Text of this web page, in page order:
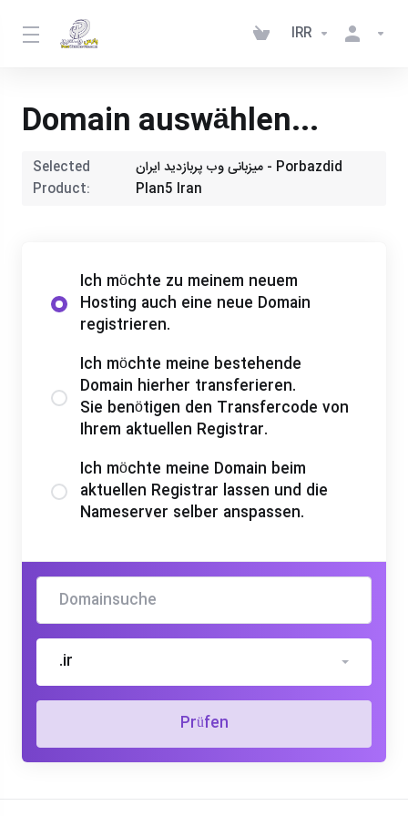
IRR
Domain auswählen...
Selected
Product:
میزبانی وب پربازدید ایران - Porbazdid
Plan5 Iran
Ich möchte zu meinem neuem
Hosting auch eine neue Domain
registrieren.
Ich möchte meine bestehende
Domain hierher transferieren.
Sie benötigen den Transfercode von
Ihrem aktuellen Registrar.
Ich möchte meine Domain beim
aktuellen Registrar lassen und die
Nameserver selber anspassen.
.ir
Prüfen